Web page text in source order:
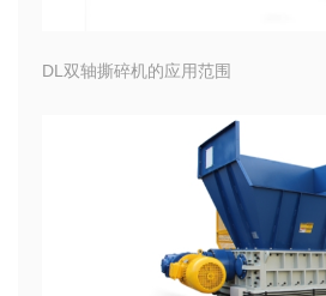
DL双轴撕碎机的应用范围